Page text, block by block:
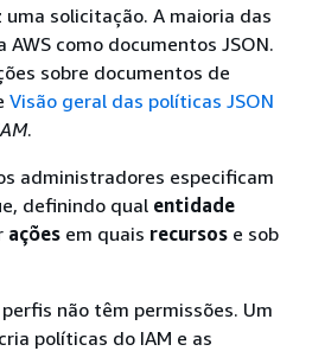
solicitação. A maioria das
como documentos JSON.
sobre documentos de
Visão geral das políticas JSON
.
administradores especificam
definindo qual entidade
ações em quais recursos e sob
não têm permissões. Um
políticas do IAM e as